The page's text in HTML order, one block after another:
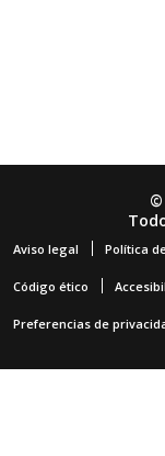
©
Aviso legal Política
Código ético
Preferencias de